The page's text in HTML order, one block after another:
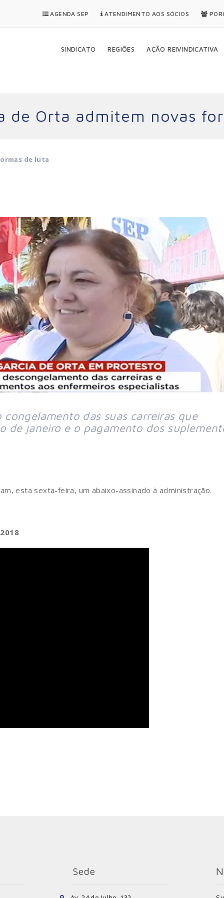
AGENDA SEP ATENDIMENTO AOS SÓCIOS
SINDICATO REGIÕES AÇÃO REIVINDICATIVA
de Orta admitem novas
de luta
das suas carreiras que
de janeiro e o pagamento dos
esta sexta-feira, um abaixo-assinado à administração.
Sede